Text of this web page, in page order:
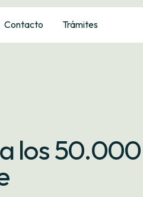
Contacto Trámites
los 50.000